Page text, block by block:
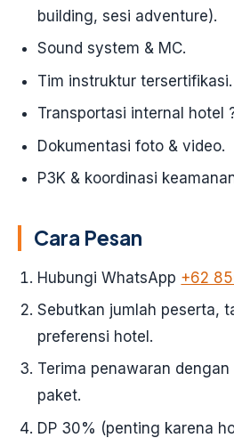
building, sesi adventure).
Sound system & MC.
Tim instruktur tersertifikasi.
Transportasi internal hotel
Dokumentasi foto & video.
P3K & koordinasi
Cara Pesan
Hubungi WhatsApp +62
Sebutkan jumlah peserta,
preferensi hotel.
Terima penawaran
paket.
DP 30% (penting karena